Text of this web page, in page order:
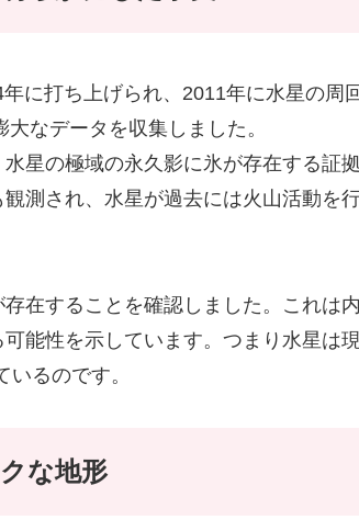
に打ち上げられ、2011年に水星の周
なデータを収集しました。
星の極域の永久影に氷が存在する証
測され、水星が過去には火山活動を
在することを確認しました。これは
能性を示しています。つまり水星は
るのです。
な地形